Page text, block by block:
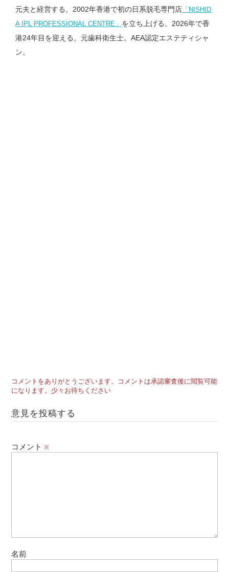
元夫と経営する。2002年香港で初の日系脱毛専門店 「NISHID
A IPL PROFESSIONAL CENTRE」 を立ち上げる。2026年で香
港24年目を迎える。元歯科衛生士。AEA認定エステティシャ
ン。
コメントをありがとうございます。コメントは承認審査後に閲覧可能
になります。少々お待ちください
意見を投稿する
コメント※
名前